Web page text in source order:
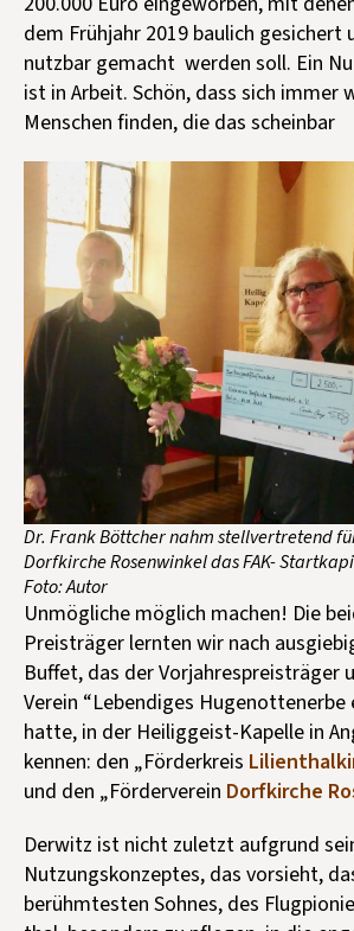
dem Frühjahr 2019 baulich gesichert
nutzbar gemacht werden soll. Ein
ist in Arbeit. Schön, dass sich immer
Menschen finden, die das scheinbar
Dr. Frank Böttcher nahm stellvertretend
Dorfkirche Rosenwinkel das FAK-
Foto: Autor
Unmögliche möglich machen! Die
Preisträger lernten wir nach
Buffet, das der Vorjahrespreisträger
Verein “Lebendiges Hugenottenerbe
hatte, in der Heiliggeist-Kapelle in
kennen: den „Förderkreis
und den „Förderverein Dorfkirche
Derwitz ist nicht zuletzt aufgrund
Nutzungskonzeptes, das vorsieht,
berühmtesten Sohnes, des